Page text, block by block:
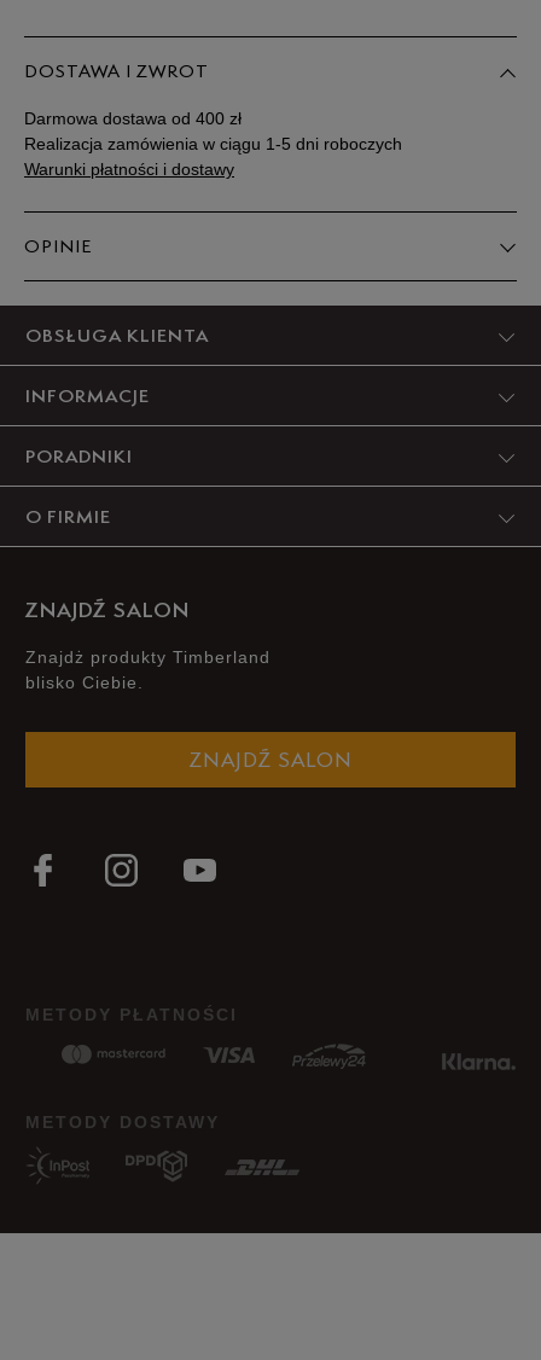
DOSTAWA I ZWROT
Darmowa dostawa od 400 zł
Realizacja zamówienia w ciągu 1-5 dni roboczych
Warunki płatności i dostawy
OPINIE
OBSŁUGA KLIENTA
INFORMACJE
PORADNIKI
O FIRMIE
ZNAJDŹ SALON
Znajdż produkty Timberland
blisko Ciebie.
ZNAJDŹ SALON
METODY PŁATNOŚCI
METODY DOSTAWY